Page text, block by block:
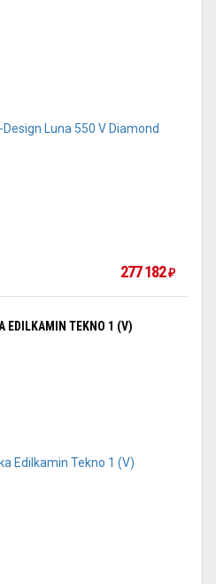
277 182₽
TEKNO 1 (V)